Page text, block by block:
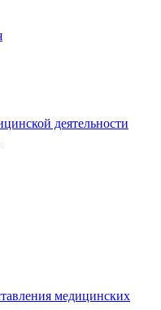
деятельности
медицинских